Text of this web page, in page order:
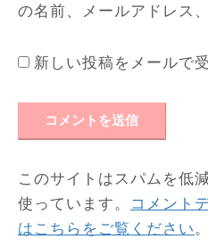
の名前、メールアドレス
新しい投稿をメールで
このサイトはスパムを低
使っています。
コメント
はこちらをご覧ください。